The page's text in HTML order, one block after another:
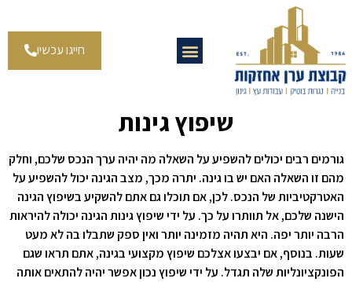
חייגו עכשיו
שיפוץ גינות
גורמים רבים יכולים להשפיע על השאלה מה יהיה ערך הנכס שלכם, וחלק
מהם זו השאלה האם יש בו גינה. יתרה מכך, מצב הגינה יכול להשפיע על
האטרקטיביות של הנכס. לכן, אם תוכלו גם אתם להשקיע בשיפוץ הגינה
הישנה שלכם, אל תוותרו על כך. על ידי שיפוץ גינות הגינה יכולה להיראות
הרבה יותר יפה. היא תהיה מזמינה יותר ואין ספק שתבלו בה לא מעט
שעות. בנוסף, אם יבצעו אצלכם שיפוץ מקצועי בגינה, אתם תראו שגם
הפונקציונליות שלה תגדל. על ידי שיפוץ נכון אפשר יהיה להתאים אותה